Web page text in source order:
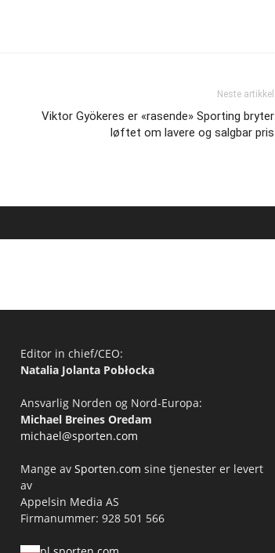
Neste artikkel
Viktor Gyökeres er «rasende» Sporting bryter
løftet om lavere og salgbar pris
Editor in chief/CEO:
Natalia Jolanta Pobłocka
Ansvarlig Norden og Nord-Europa:
Michael Breines Oredam
michael@sporten.com
Mange av Sporten.com sine tjenester er levert
av
Appelsin Media AS
Firmanummer: 928 501 566